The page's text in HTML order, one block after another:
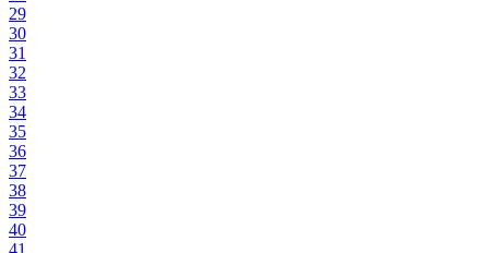
29
30
31
32
33
34
35
36
37
38
39
40
41